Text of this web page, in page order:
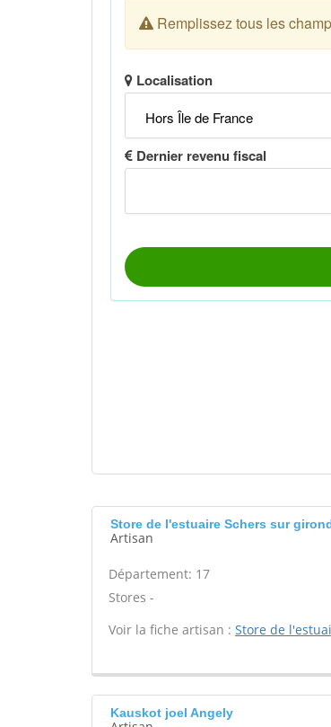
Store de l'estuaire Schers sur
Artisan
Département: 17
Stores -
Voir la fiche artisan : Store de
Kauskot joel Angely